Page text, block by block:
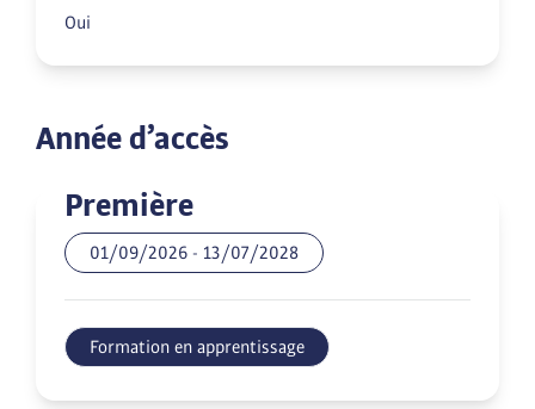
Oui
Année d’accès
Première
01/09/2026 - 13/07/2028
Formation en apprentissage